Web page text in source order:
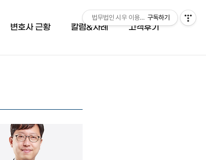
변호사 근황 칼럼&사례 고객후기
법무법인 시우 이용민 변호사 (051-503-
구독하기